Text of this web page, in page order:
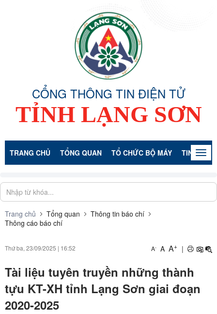
CỔNG THÔNG TIN ĐIỆN TỬ
TỈNH LẠNG SƠN
TRANG CHỦ TỔNG QUAN TỔ CHỨC BỘ MÁY TIN TỨC -
Trang chủ Tổng quan
Thông tin báo chí
Thông cáo báo chí
Thứ ba, 23/09/2025 | 16:52 A- A A+ |
Tài liệu tuyên truyền những thành
tựu KT-XH tỉnh Lạng Sơn giai đoạn
2020-2025